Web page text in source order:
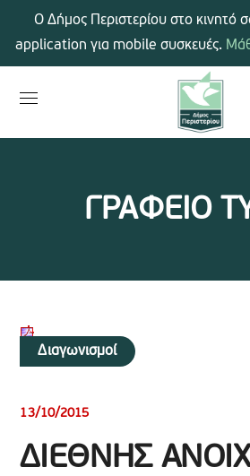
ΓΡΑΦΕΙΟ
Διαγωνισμοί
13/10/2015
ΔΙΕΘΝΗΣ
Ο Δήμος Περιστερίου στο κινητό
application για mobile συσκευές.